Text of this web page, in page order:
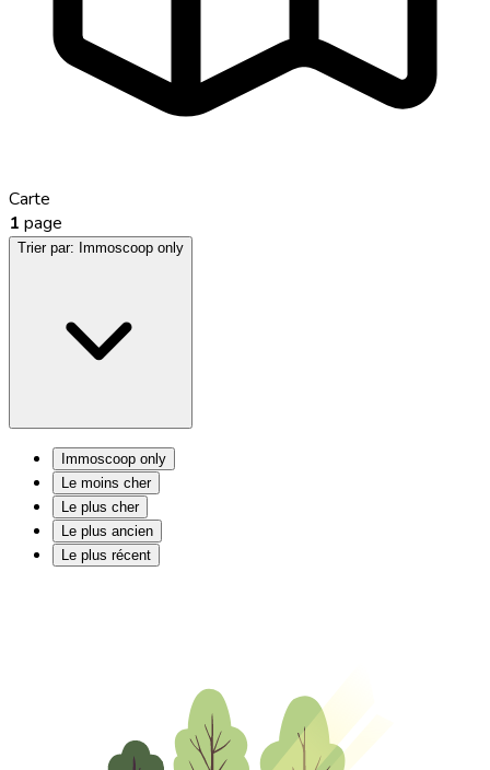
Carte
1 page
Trier par: Immoscoop only
Immoscoop only
Le moins cher
Le plus cher
Le plus ancien
Le plus récent